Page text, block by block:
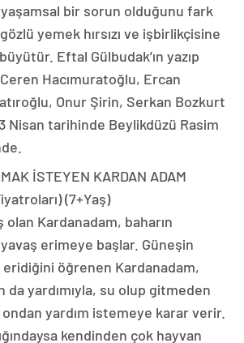
bir sorun olduğunu fark
yemek hırsızı ve işbirlikçisine
Eftal Gülbudak’ın yazıp
Hacımuratoğlu, Ercan
Onur Şirin, Serkan Bozkurt
Nisan tarihinde Beylikdüzü Rasim
İSTEYEN KARDAN ADAM
(7+Yaş)
olan Kardanadam, baharın
erimeye başlar. Güneşin
eridiğini öğrenen Kardanadam,
da yardımıyla, su olup gitmeden
yardım istemeye karar verir.
kendinden çok hayvan